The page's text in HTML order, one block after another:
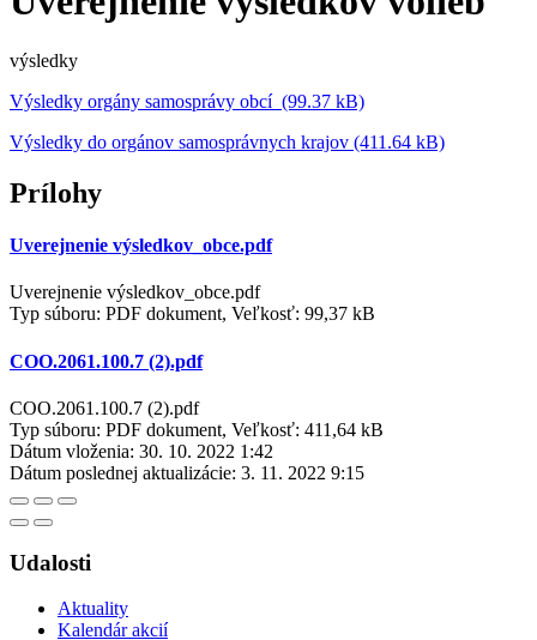
výsledky
Výsledky orgány samosprávy obcí (99.37 kB)
Výsledky do orgánov samosprávnych krajov (411.64 kB)
Prílohy
Uverejnenie výsledkov_obce.pdf
Uverejnenie výsledkov_obce.pdf
Typ súboru: PDF dokument, Veľkosť: 99,37 kB
COO.2061.100.7 (2).pdf
COO.2061.100.7 (2).pdf
Typ súboru: PDF dokument, Veľkosť: 411,64 kB
Dátum vloženia: 30. 10. 2022 1:42
Dátum poslednej aktualizácie: 3. 11. 2022 9:15
Udalosti
Aktuality
Kalendár akcií